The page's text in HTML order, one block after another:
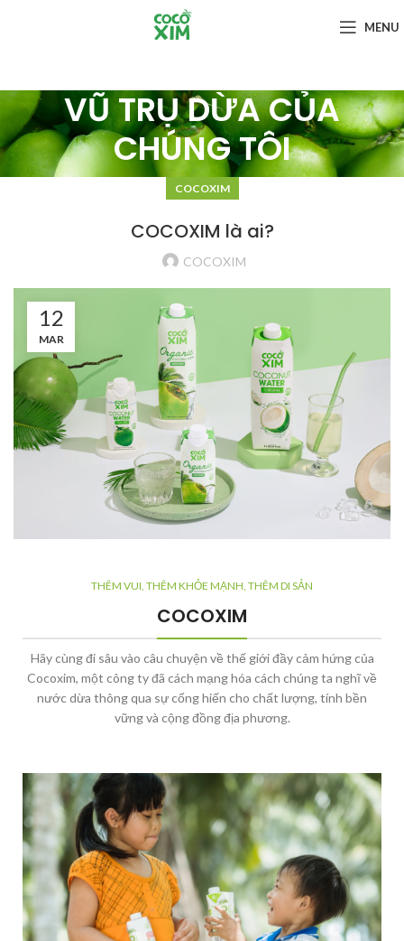
MENU
VŨ TRỤ DỪA CỦA
CHÚNG TÔI
COCOXIM
COCOXIM là ai?
COCOXIM
12
MAR
THÊM VUI, THÊM KHỎE MẠNH, THÊM DI SẢN
COCOXIM
Hãy cùng đi sâu vào câu chuyện về thế giới đầy cảm hứng của
Cocoxim, một công ty đã cách mạng hóa cách chúng ta nghĩ về
nước dừa thông qua sự cống hiến cho chất lượng, tính bền
vững và cộng đồng địa phương.